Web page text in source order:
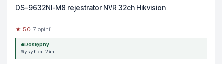
DS-9632NI-M8 rejestrator NVR 32ch Hikvision
★ 5.0· 7 opinii
Dostępny
Wysyłka 24h